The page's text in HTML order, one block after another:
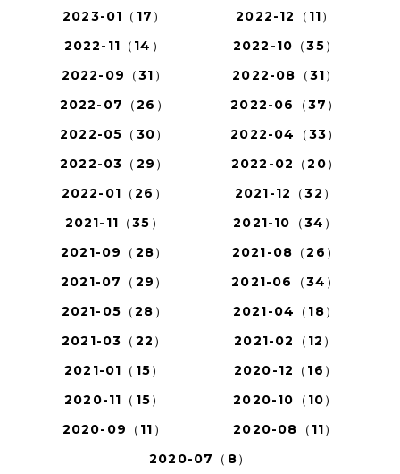
2023-01（17）
2022-12（11）
2022-11（14）
2022-10（35）
2022-09（31）
2022-08（31）
2022-07（26）
2022-06（37）
2022-05（30）
2022-04（33）
2022-03（29）
2022-02（20）
2022-01（26）
2021-12（32）
2021-11（35）
2021-10（34）
2021-09（28）
2021-08（26）
2021-07（29）
2021-06（34）
2021-05（28）
2021-04（18）
2021-03（22）
2021-02（12）
2021-01（15）
2020-12（16）
2020-11（15）
2020-10（10）
2020-09（11）
2020-08（11）
2020-07（8）